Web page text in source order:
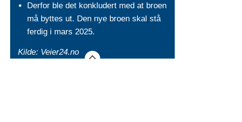
Derfor ble det konkludert med at broen
må byttes ut. Den nye broen skal stå
ferdig i mars 2025.
Kilde: Veier24.no